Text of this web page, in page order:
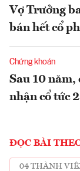
Vợ Trưởng
bán hết cổ
Chứng khoán
Sau 10 năm,
nhận cổ tức
ĐỌC BÀI
04 THÀNH